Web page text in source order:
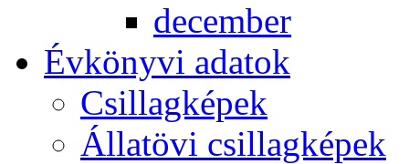
de­cem­ber
Év­köny­vi ada­tok
Csil­lag­ké­pek
Ál­lat­övi csil­lag­ké­pek